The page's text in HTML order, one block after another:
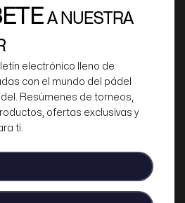
A NUESTRA
electrónico lleno de
con el mundo del pádel
Resúmenes de torneos,
ofertas exclusivas y
ti.